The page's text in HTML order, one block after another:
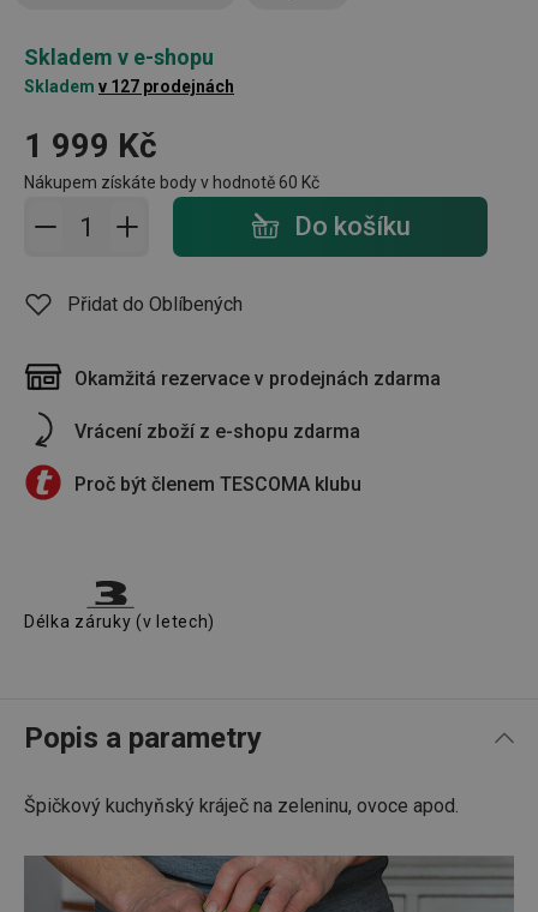
Skladem v e-shopu
Skladem v 127 prodejnách
1 999 Kč
Nákupem získáte body v hodnotě60 Kč
Přidat do košíku - počet Do košíku
Přidat do Oblíbených
Okamžitá rezervace v prodejnách zdarma
Vrácení zboží z e-shopu zdarma
Proč být členem TESCOMA klubu
Délka záruky (v letech)
Popis a parametry
Špičkový kuchyňský kráječ na zeleninu, ovoce apod.